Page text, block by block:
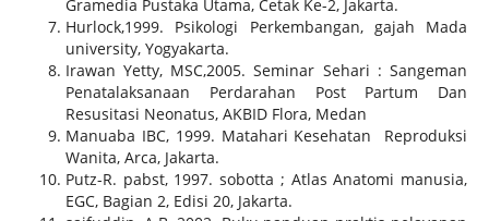
Gramedia Pustaka Utama, Cetak Ke-2, Jakarta.
Hurlock,1999. Psikologi Perkembangan, gajah Mada
university, Yogyakarta.
Irawan Yetty, MSC,2005. Seminar Sehari : Sangeman
Penatalaksanaan Perdarahan Post Partum Dan
Resusitasi Neonatus, AKBID Flora, Medan
Manuaba IBC, 1999. Matahari Kesehatan Reproduksi
Wanita, Arca, Jakarta.
Putz-R. pabst, 1997. sobotta ; Atlas Anatomi manusia,
EGC, Bagian 2, Edisi 20, Jakarta.